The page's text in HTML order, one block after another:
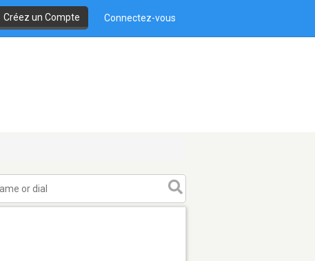
Créez un Compte Connectez-vous